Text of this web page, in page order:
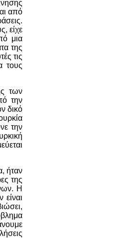
από
είχε
μια
της
τις
τους
των
την
δικό
την
ήταν
της
Η